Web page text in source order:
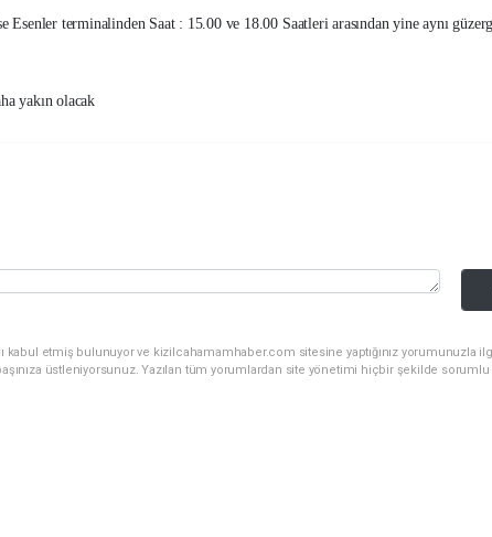
Esenler terminalinden Saat : 15.00 ve 18.00 Saatleri arasından yine aynı
yakın olacak
kabul etmiş bulunuyor ve kizilcahamamhaber.com sitesine yaptığınız yorumunuzla
üstleniyorsunuz. Yazılan tüm yorumlardan site yönetimi hiçbir şekilde